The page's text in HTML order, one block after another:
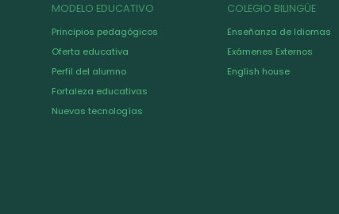
MODELO EDUCATIVO
Principios pedagógicos
Oferta educativa
Perfil del alumno
Fortaleza educativas
Nuevas tecnologías
COLEGIO BILINGÜE
Enseñanza de Idiomas
Exámenes Externos
English house